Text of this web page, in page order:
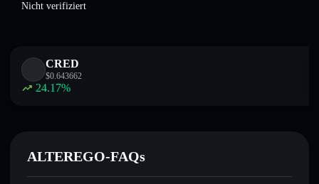
Nicht verifiziert
CRED
$0.643662
24.17%
ALTEREGO-FAQs